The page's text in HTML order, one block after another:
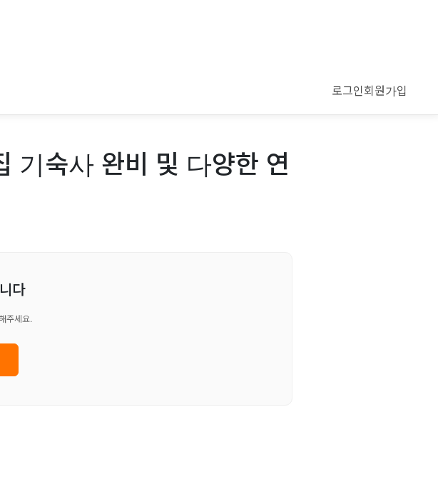
로그인회원가입
기숙사 완비 및 다양한 연
다
주세요.